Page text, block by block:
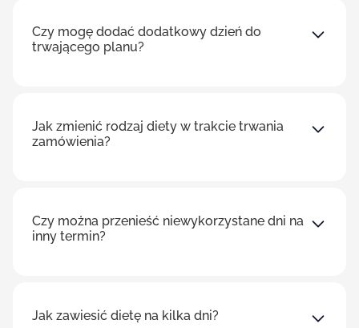
Czy mogę dodać dodatkowy dzień do
trwającego planu?
Jak zmienić rodzaj diety w trakcie trwania
zamówienia?
Czy można przenieść niewykorzystane dni na
inny termin?
Jak zawiesić dietę na kilka dni?